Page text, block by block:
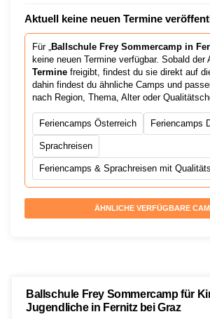
Aktuell keine neuen Termine
Für „ Ballschule Frey Sommercamp in
keine neuen Termine verfügbar. Sobald der
Termine freigibt, findest du sie direkt auf
dahin findest du ähnliche Camps und
nach Region, Thema, Alter oder
Feriencamps Österreich Feriencamps
Sprachreisen
Feriencamps & Sprachreisen mit
ÄHNLICHE VERFÜGBARE
Ballschule Frey Sommercamp für
Jugendliche in Fernitz bei Graz